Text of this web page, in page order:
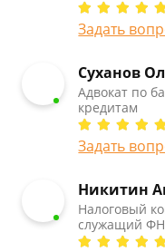
Задать
Суханов
Адвокат по
кредитам
Задать
Никитин
Налоговый
служащий